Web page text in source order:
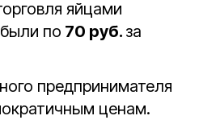
яйцами
по 70 руб. за
предпринимателя
ценам.